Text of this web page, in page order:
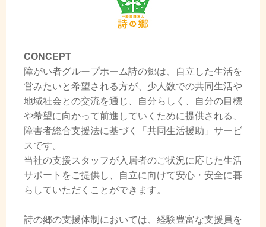
CONCEPT
障がい者グループホーム詩の郷は、自立した生活を
営みたいと希望される方が、少人数での共同生活や
地域社会との交流を通じ、自分らしく、自分の目標
や希望に向かって前進していくために提供される、
障害者総合支援法に基づく「共同生活援助」サービ
スです。
当社の支援スタッフが入居者のご状況に応じた生活
サポートをご提供し、自立に向けて安心・安全に暮
らしていただくことができます。
詩の郷の支援体制においては、経験豊富な支援員を